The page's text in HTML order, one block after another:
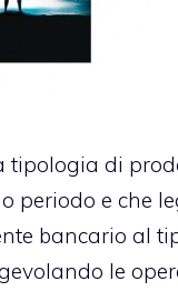
tipologia di
periodo e che
bancario al
le